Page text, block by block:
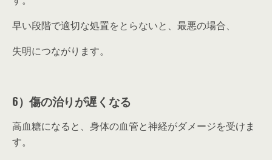
早い段階で適切な処置をとらないと、最悪の場合、
失明につながります。
6）傷の治りが遅くなる
高血糖になると、身体の血管と神経がダメージを受けま
す。